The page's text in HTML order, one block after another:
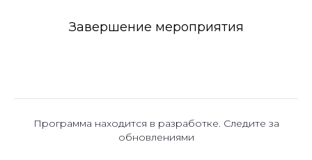
Завершение мероприятия
Программа находится в разработке. Следите за
обновлениями